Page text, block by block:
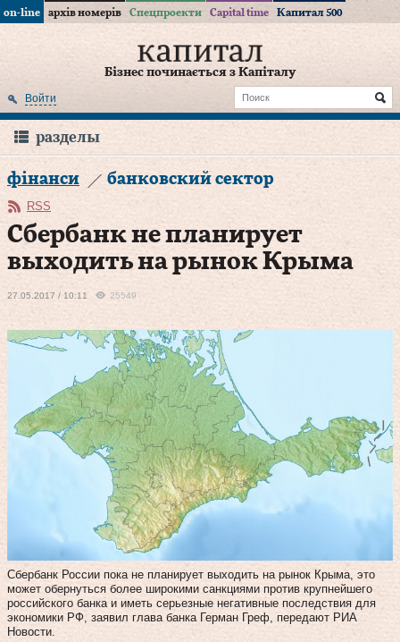
on-line архів номерів Спецпроекти Capital time Капитал 500
Бізнес починається з Капіталу
Войти
разделы
фінанси банковский сектор
RSS
Сбербанк не планирует
выходить на рынок Крыма
27.05.2017 / 10:11 25549
Сбербанк России пока не планирует выходить на рынок Крыма, это
может обернуться более широкими санкциями против крупнейшего
российского банка и иметь серьезные негативные последствия для
экономики РФ, заявил глава банка Герман Греф, передают РИА
Новости.